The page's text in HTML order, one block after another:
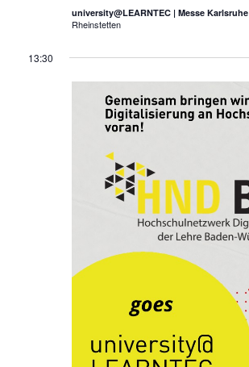
university@LEARNTEC | Messe Karlsruhe
Rheinstetten
13:30